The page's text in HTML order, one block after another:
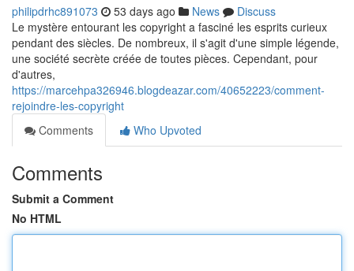
philipdrhc891073 53 days ago News
Discuss
Le mystère entourant les copyright a fasciné les esprits curieux
pendant des siècles. De nombreux, il s'agit d'une simple légende,
une société secrète créée de toutes pièces. Cependant, pour
d'autres,
https://marcehpa326946.blogdeazar.com/40652223/comment-
rejoindre-les-copyright
Comments
Who Upvoted
Comments
Submit a Comment
No HTML